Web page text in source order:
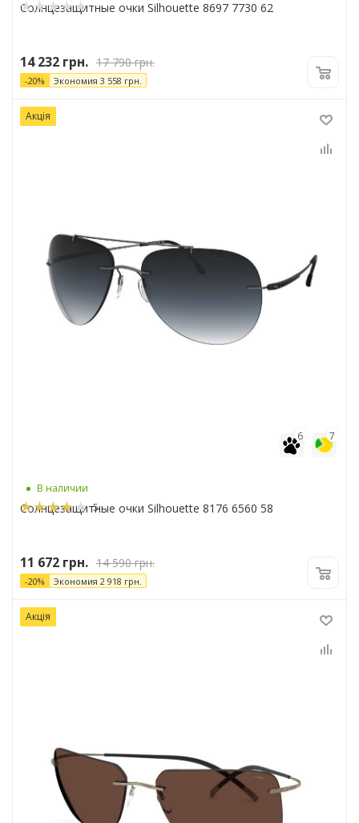
Солнцезащитные очки Silhouette 8697 7730 62
14 232 грн. 17 790грн.
-20% Экономия 3 558 грн.
Акція
7
6
В наличии
5
Солнцезащитные очки Silhouette 8176 6560 58
11 672 грн. 14 590грн.
-20% Экономия 2 918 грн.
Акція